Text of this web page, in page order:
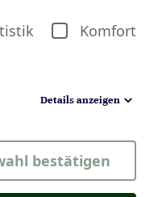
Komfort
Details anzeigen
bestätigen